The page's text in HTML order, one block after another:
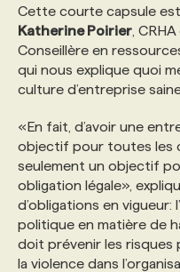
Cette courte capsule
Katherine Poirier ,
Conseillère en
qui nous explique quoi
culture d’entreprise
«En fait, d’avoir une
objectif pour toutes les
seulement un objectif
obligation légale»,
d’obligations en
politique en matière de
doit prévenir les risques
la violence dans